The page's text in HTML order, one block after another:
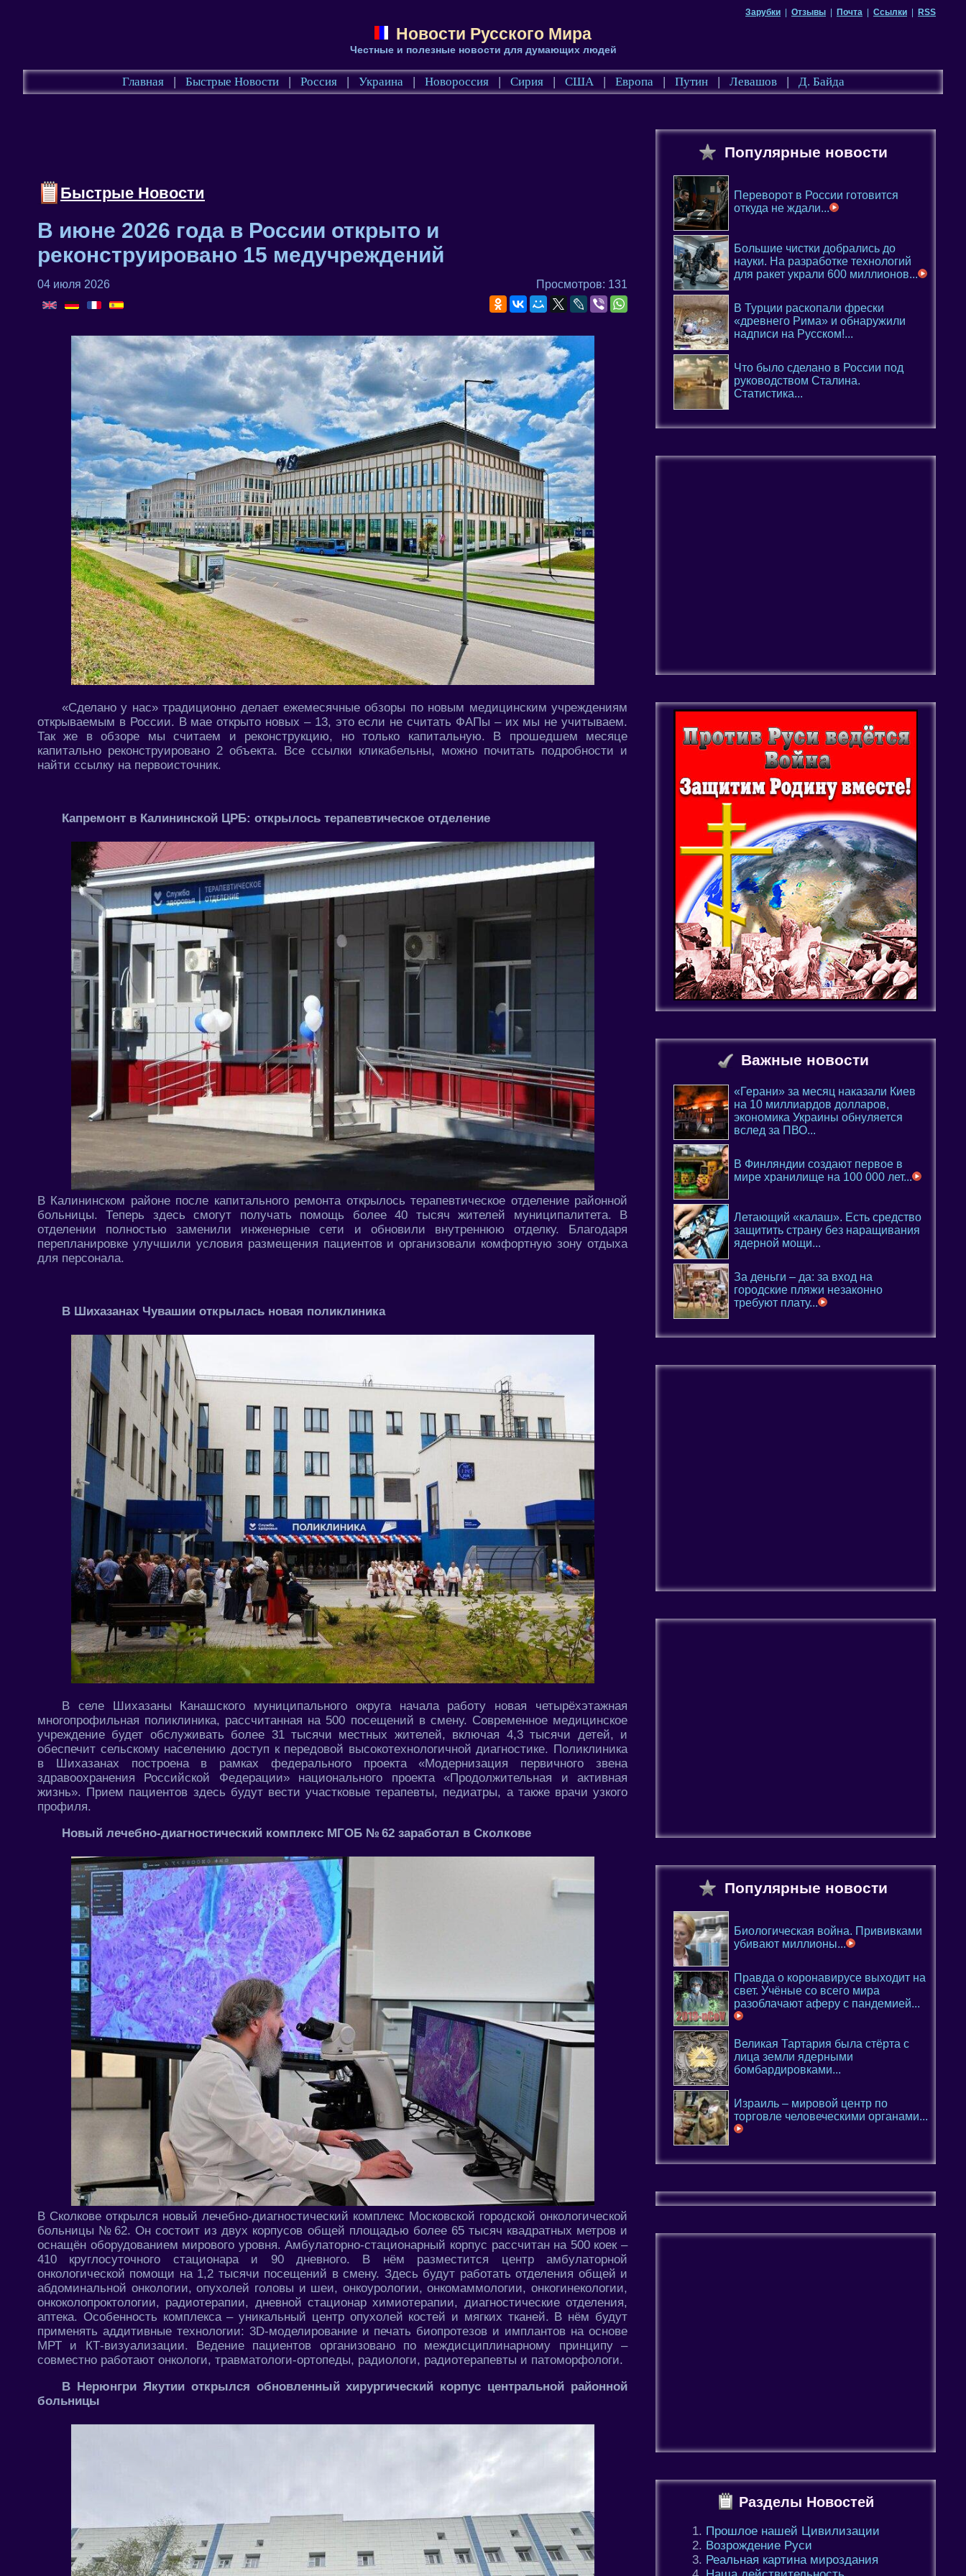
Зарубки Отзывы Почта Ссылки RSS
Новости Русского Мира
Честные и полезные новости для думающих людей
Главная | Быстрые Новости | Россия | Украина | Новороссия | Сирия | США | Европа | Путин | Левашов | Д. Байда
Быстрые Новости
В июне 2026 года в России открыто и
реконструировано 15 медучреждений
04 июля 2026 Просмотров: 131
«Сделано у нас» традиционно делает ежемесячные обзоры по новым медицинским учреждениям
открываемым в России. В мае открыто новых – 13, это если не считать ФАПы – их мы не учитываем.
Так же в обзоре мы считаем и реконструкцию, но только капитальную. В прошедшем месяце
капитально реконструировано 2 объекта. Все ссылки кликабельны, можно почитать подробности и
найти ссылку на первоисточник.
Капремонт в Калининской ЦРБ: открылось терапевтическое отделение
В Калининском районе после капитального ремонта открылось терапевтическое отделение районной
больницы. Теперь здесь смогут получать помощь более 40 тысяч жителей муниципалитета. В
отделении полностью заменили инженерные сети и обновили внутреннюю отделку. Благодаря
перепланировке улучшили условия размещения пациентов и организовали комфортную зону отдыха
для персонала.
В Шихазанах Чувашии открылась новая поликлиника
В селе Шихазаны Канашского муниципального округа начала работу новая четырёхэтажная
многопрофильная поликлиника, рассчитанная на 500 посещений в смену. Современное медицинское
учреждение будет обслуживать более 31 тысячи местных жителей, включая 4,3 тысячи детей, и
обеспечит сельскому населению доступ к передовой высокотехнологичной диагностике. Поликлиника
в Шихазанах построена в рамках федерального проекта «Модернизация первичного звена
здравоохранения Российской Федерации» национального проекта «Продолжительная и активная
жизнь». Прием пациентов здесь будут вести участковые терапевты, педиатры, а также врачи узкого
профиля.
Новый лечебно-диагностический комплекс МГОБ № 62 заработал в Сколкове
В Сколкове открылся новый лечебно-диагностический комплекс Московской городской онкологической
больницы № 62. Он состоит из двух корпусов общей площадью более 65 тысяч квадратных метров и
оснащён оборудованием мирового уровня. Амбулаторно-стационарный корпус рассчитан на 500 коек –
410 круглосуточного стационара и 90 дневного. В нём разместится центр амбулаторной
онкологической помощи на 1,2 тысячи посещений в смену. Здесь будут работать отделения общей и
абдоминальной онкологии, опухолей головы и шеи, онкоурологии, онкомаммологии, онкогинекологии,
онкоколопроктологии, радиотерапии, дневной стационар химиотерапии, диагностические отделения,
аптека. Особенность комплекса – уникальный центр опухолей костей и мягких тканей. В нём будут
применять аддитивные технологии: 3D-моделирование и печать биопротезов и имплантов на основе
МРТ и КТ-визуализации. Ведение пациентов организовано по междисциплинарному принципу –
совместно работают онкологи, травматологи-ортопеды, радиологи, радиотерапевты и патоморфологи.
В Нерюнгри Якутии открылся обновленный хирургический корпус центральной районной
больницы
Популярные новости
Переворот в России готовится
откуда не ждали...
Большие чистки добрались до
науки. На разработке технологий
для ракет украли 600 миллионов...
В Турции раскопали фрески
«древнего Рима» и обнаружили
надписи на Русском!...
Что было сделано в России под
руководством Сталина.
Статистика...
Важные новости
«Герани» за месяц наказали Киев
на 10 миллиардов долларов,
экономика Украины обнуляется
вслед за ПВО...
В Финляндии создают первое в
мире хранилище на 100 000 лет...
Летающий «калаш». Есть средство
защитить страну без наращивания
ядерной мощи...
За деньги – да: за вход на
городские пляжи незаконно
требуют плату...
Популярные новости
Биологическая война. Прививками
убивают миллионы...
Правда о коронавирусе выходит на
свет. Учёные со всего мира
разоблачают аферу с пандемией...
Великая Тартария была стёрта с
лица земли ядерными
бомбардировками...
Израиль – мировой центр по
торговле человеческими органами...
Разделы Новостей
Прошлое нашей Цивилизации
Возрождение Руси
Реальная картина мироздания